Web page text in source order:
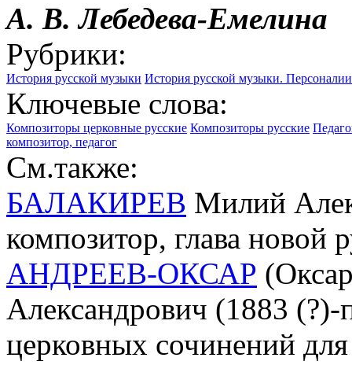
А. В.Лебедева-Емелина
Рубрики:
История русской музыки История русской музыки. Персоналии
Ключевые слова:
Композиторы церковные русские Композиторы русские
композитор, педагог
См.также:
БАЛАКИРЕВ Милий
композитор, глава
АНДРЕЕВ-ОКСАР
Александрович (1883 (?)-
церковных сочинений